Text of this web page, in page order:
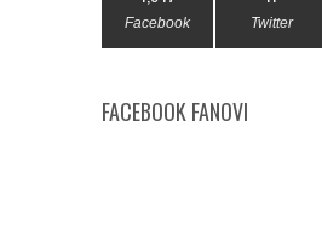
Facebook Twitter
FACEBOOK FANOVI